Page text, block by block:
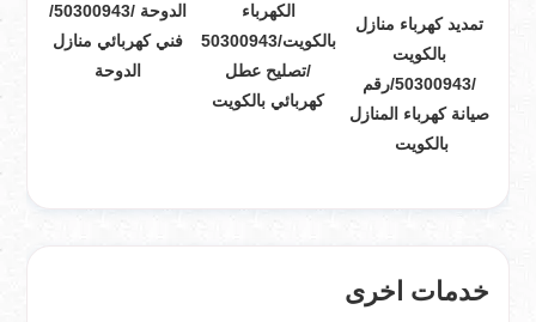
تمديد كهرباء منازل
بالكويت
/50300943/رقم
صيانة كهرباء المنازل
بالكويت
الكهرباء
بالكويت/50300943
/تصليح عطل
كهربائي بالكويت
الدوحة /50300943/
فني كهربائي منازل
الدوحة
خدمات اخرى